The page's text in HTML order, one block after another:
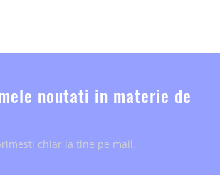
noutati in materie de
chiar la tine pe mail.